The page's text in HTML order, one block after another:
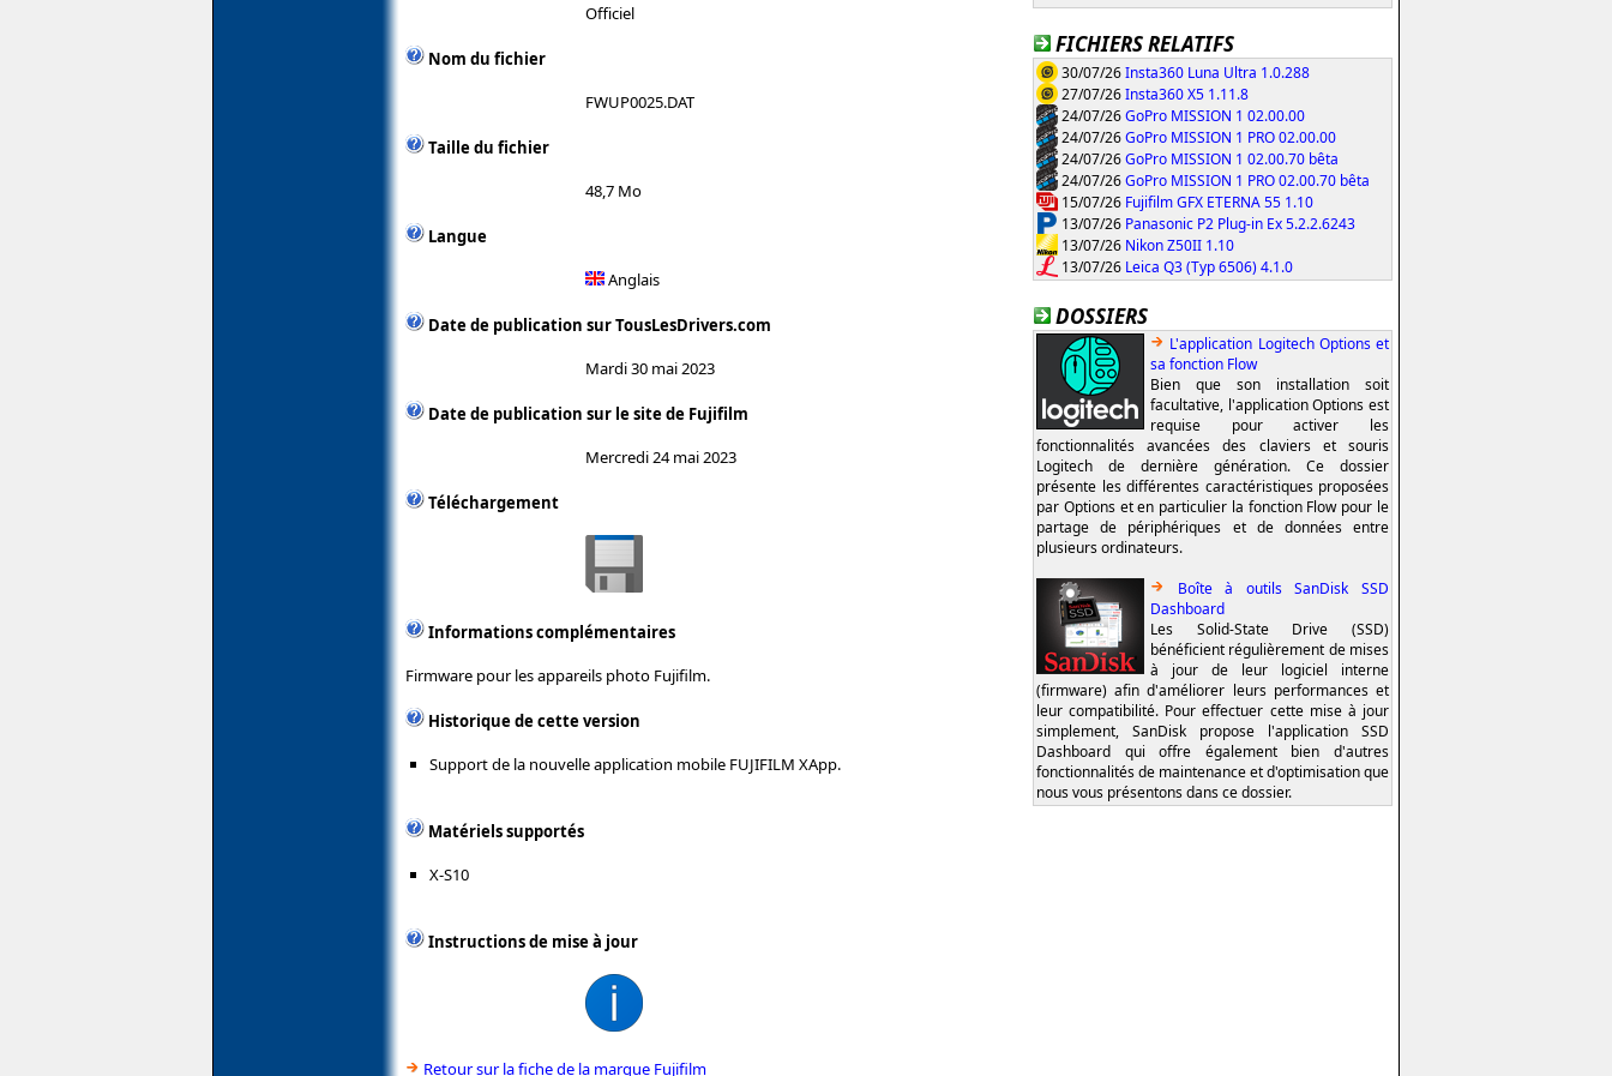
Officiel
Nom du fichier
FWUP0025.DAT
Taille du fichier
48,7 Mo
Langue
Anglais
Date de publication sur TousLesDrivers.com
Mardi 30 mai 2023
Date de publication sur le site de Fujifilm
Mercredi 24 mai 2023
Téléchargement
Informations complémentaires
Firmware pour les appareils photo Fujifilm.
Historique de cette version
Support de la nouvelle application mobile FUJIFILM XApp.
Matériels supportés
X-S10
Instructions de mise à jour
Retour sur la fiche de la marque Fujifilm
FICHIERS RELATIFS
30/07/26Insta360 Luna Ultra 1.0.288
27/07/26Insta360 X5 1.11.8
24/07/26GoPro MISSION 1 02.00.00
24/07/26GoPro MISSION 1 PRO 02.00.00
24/07/26GoPro MISSION 1 02.00.70 bêta
24/07/26GoPro MISSION 1 PRO 02.00.70 bêta
15/07/26 Fujifilm GFX ETERNA 55 1.10
13/07/26 Panasonic P2 Plug-in Ex 5.2.2.6243
13/07/26 Nikon Z50II 1.10
13/07/26 Leica Q3 (Typ 6506) 4.1.0
DOSSIERS
L'application Logitech Options et
sa fonction Flow
Bien que son installation soit
facultative, l'application Options est
requise pour activer les
fonctionnalités avancées des claviers et souris
Logitech de dernière génération. Ce dossier
présente les différentes caractéristiques proposées
par Options et en particulier la fonction Flow pour le
partage de périphériques et de données entre
plusieurs ordinateurs.
Boîte à outils SanDisk SSD
Dashboard
Les Solid-State Drive (SSD)
bénéficient régulièrement de mises
à jour de leur logiciel interne
(firmware) afin d'améliorer leurs performances et
leur compatibilité. Pour effectuer cette mise à jour
simplement, SanDisk propose l'application SSD
Dashboard qui offre également bien d'autres
fonctionnalités de maintenance et d'optimisation que
nous vous présentons dans ce dossier.